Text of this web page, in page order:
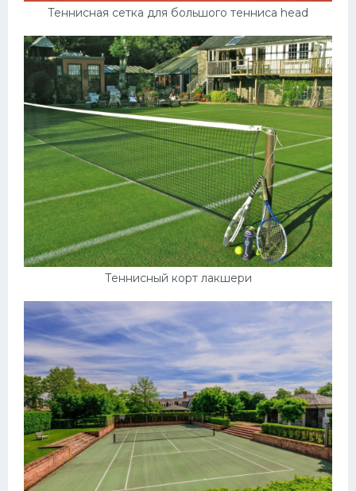
Теннисная сетка для большого тенниса head
Теннисный корт лакшери